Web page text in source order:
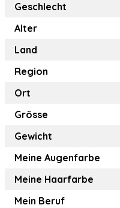
Geschlecht
Alter
Land
Region
Ort
Grösse
Gewicht
Meine Augenfarbe
Meine Haarfarbe
Mein Beruf